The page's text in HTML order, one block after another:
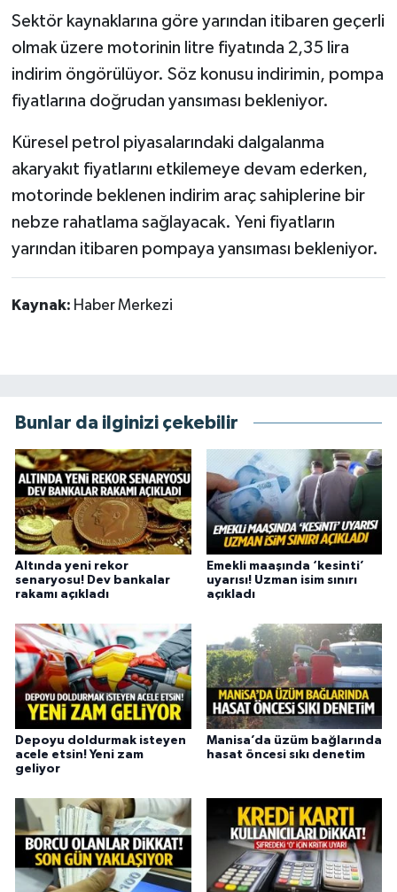
Sektör kaynaklarına göre yarından itibaren geçerli
olmak üzere motorinin litre fiyatında 2,35 lira
indirim öngörülüyor. Söz konusu indirimin, pompa
fiyatlarına doğrudan yansıması bekleniyor.
Küresel petrol piyasalarındaki dalgalanma
akaryakıt fiyatlarını etkilemeye devam ederken,
motorinde beklenen indirim araç sahiplerine bir
nebze rahatlama sağlayacak. Yeni fiyatların
yarından itibaren pompaya yansıması bekleniyor.
Kaynak: Haber Merkezi
Bunlar da ilginizi çekebilir
Altında yeni rekor
senaryosu! Dev bankalar
rakamı açıkladı
Emekli maaşında ‘kesinti’
uyarısı! Uzman isim sınırı
açıkladı
Depoyu doldurmak isteyen
acele etsin! Yeni zam
geliyor
Manisa’da üzüm bağlarında
hasat öncesi sıkı denetim